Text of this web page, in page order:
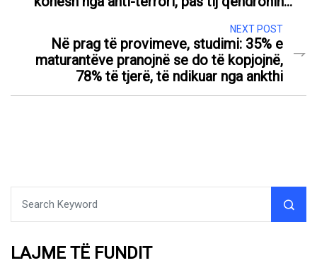
NEXT POST
Në prag të provimeve, studimi: 35% e
maturantëve pranojnë se do të kopjojnë,
78% të tjerë, të ndikuar nga ankthi
LAJME TË FUNDIT